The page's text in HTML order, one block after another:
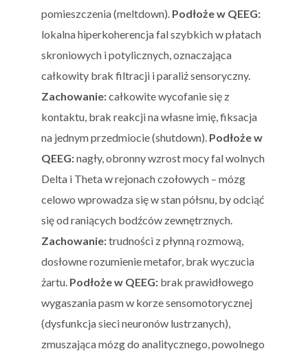
pomieszczenia (meltdown). Podłoże w QEEG:
lokalna hiperkoherencja fal szybkich w płatach
skroniowych i potylicznych, oznaczająca
całkowity brak filtracji i paraliż sensoryczny.
Zachowanie:całkowite wycofanie się z
kontaktu, brak reakcji na własne imię, fiksacja
na jednym przedmiocie (shutdown). Podłoże w
QEEG:nagły, obronny wzrost mocy fal wolnych
Delta i Theta w rejonach czołowych – mózg
celowo wprowadza się w stan półsnu, by odciąć
się od raniących bodźców zewnętrznych.
Zachowanie:trudności z płynną rozmową,
dosłowne rozumienie metafor, brak wyczucia
żartu. Podłoże w QEEG: brak prawidłowego
wygaszania pasm w korze sensomotorycznej
(dysfunkcja sieci neuronów lustrzanych),
zmuszająca mózg do analitycznego, powolnego